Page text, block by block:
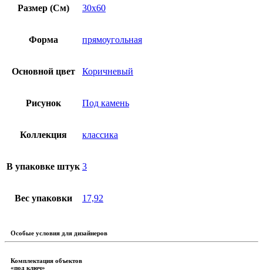
Размер (См) 30х60
Форма прямоугольная
Основной цвет Коричневый
Рисунок Под камень
Коллекция классика
В упаковке штук 3
Вес упаковки 17,92
Особые условия для дизайнеров
Комплектация объектов
«под ключ»